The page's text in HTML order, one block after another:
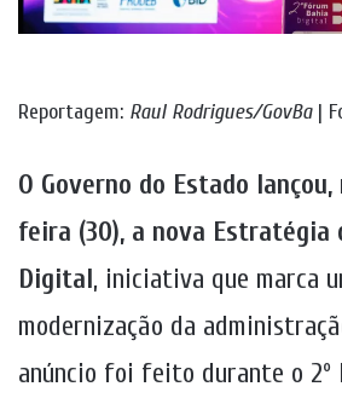
Reportagem: Raul Rodrigues/GovBa|
O Governo do Estado
feira (30), a nova Estratégia
Digital, iniciativa que marca
modernização da
anúncio foi feito durante o 2º